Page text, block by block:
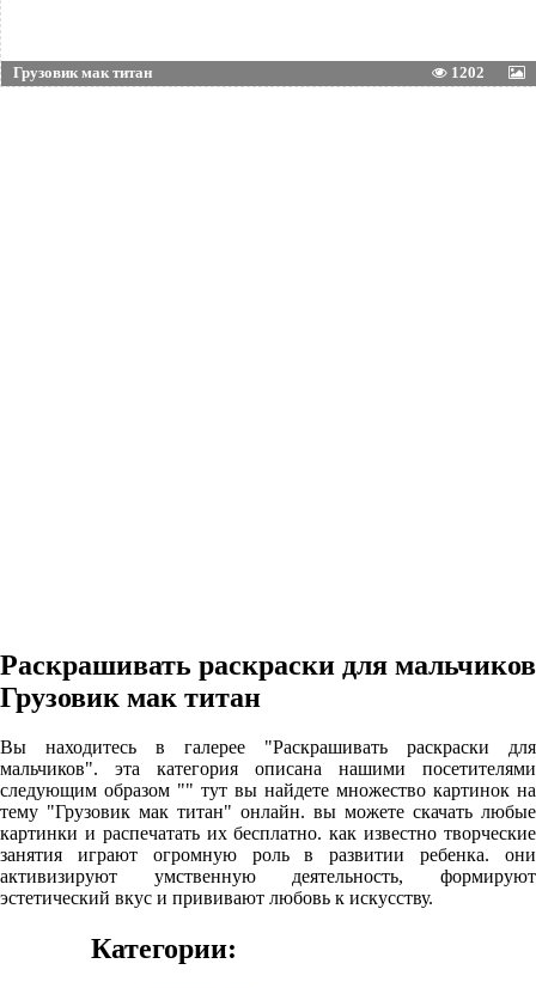
Грузовик мак титан 1202
Раскрашивать раскраски для мальчиков
Грузовик мак титан
Вы находитесь в галерее "Раскрашивать раскраски для
мальчиков". эта категория описана нашими посетителями
следующим образом "" тут вы найдете множество картинок на
тему "Грузовик мак титан" онлайн. вы можете скачать любые
картинки и распечатать их бесплатно. как известно творческие
занятия играют огромную роль в развитии ребенка. они
активизируют умственную деятельность, формируют
эстетический вкус и прививают любовь к искусству.
Категории: